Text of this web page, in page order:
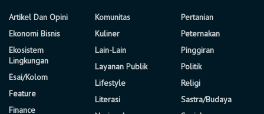
Artikel Dan Opini
Ekonomi Bisnis
Ekosistem
Lingkungan
Esai/Kolom
Feature
Finance
Komunitas
Kuliner
Lain-Lain
Layanan Publik
Lifestyle
Literasi
Pertanian
Peternakan
Pinggiran
Politik
Religi
Sastra/Budaya